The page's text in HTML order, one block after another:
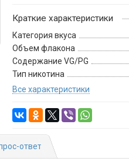
Краткие характеристики
Категория вкуса
Объем флакона
Содержание VG/PG
Тип никотина
Все характеристики
ответ